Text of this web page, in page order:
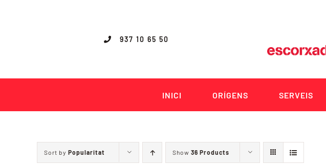
937 10 65 50
INICI ORÍGENS SERVEIS
Sort by Popularitat Show 36 Products